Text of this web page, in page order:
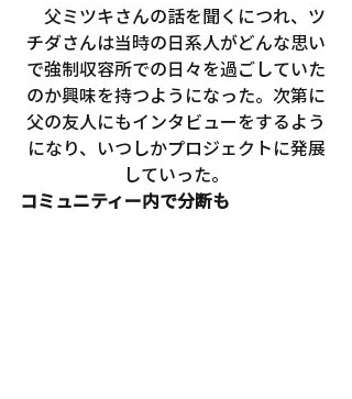
父ミツキさんの話を聞くにつれ、ツ
チダさんは当時の日系人がどんな思い
で強制収容所での日々を過ごしていた
のか興味を持つようになった。次第に
父の友人にもインタビューをするよう
になり、いつしかプロジェクトに発展
していった。
コミュニティー内で分断も